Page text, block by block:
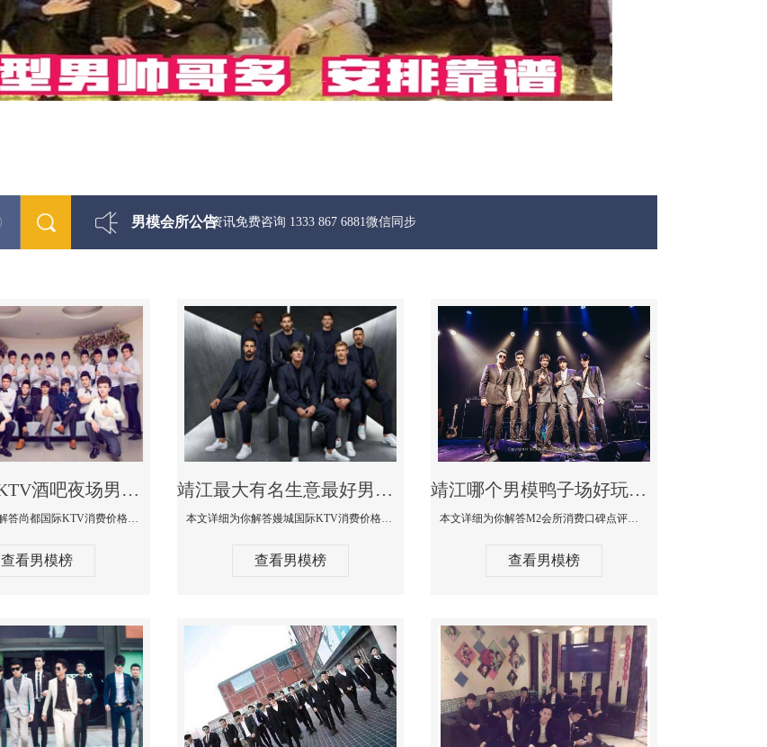
男模会所公告
最新男模娱乐资讯免费咨询 1333 867 6881微信同步
靖江哪个KTV酒吧夜场男模公关型男最帅-尚都国际KTV消费价格点评
本文详细为你解答尚都国际KTV消费价格点评，更多关于哪个KTV酒吧夜场男模公关型男最帅免费咨询1333 867 6881微信同步
查看男模榜
靖江最大有名生意最好男模少爷场KTV体验-嫚城国际KTV消费价格点评
本文详细为你解答嫚城国际KTV消费价格口碑点评，更多关于最大有名生意最好男模少爷场KTV体验免费咨询1333 867 6881微信同步！
查看男模榜
靖江哪个男模鸭子场好玩陪酒服务好-M2会所KTV消费口碑点评
本文详细为你解答M2会所消费口碑点评，更多关于哪个男模鸭子场好玩陪酒服务好免费咨询1333 867 6881微信同步！
查看男模榜